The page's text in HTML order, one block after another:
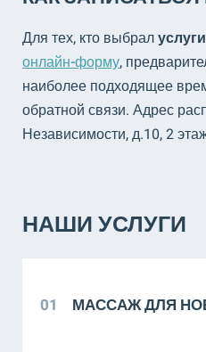
Для тех, кто выбрал
онлайн-форму,
наиболее подходящее
обратной связи. Адрес
Независимости, д.10, 2
НАШИ УСЛУГИ
01 МАССАЖ ДЛЯ